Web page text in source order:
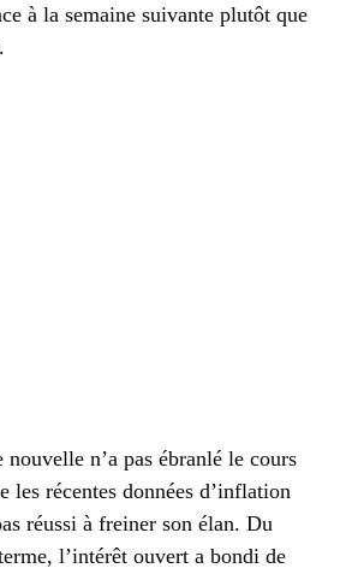
à la semaine suivante plutôt que
nouvelle n’a pas ébranlé le cours
les récentes données d’inflation
réussi à freiner son élan. Du
l’intérêt ouvert a bondi de